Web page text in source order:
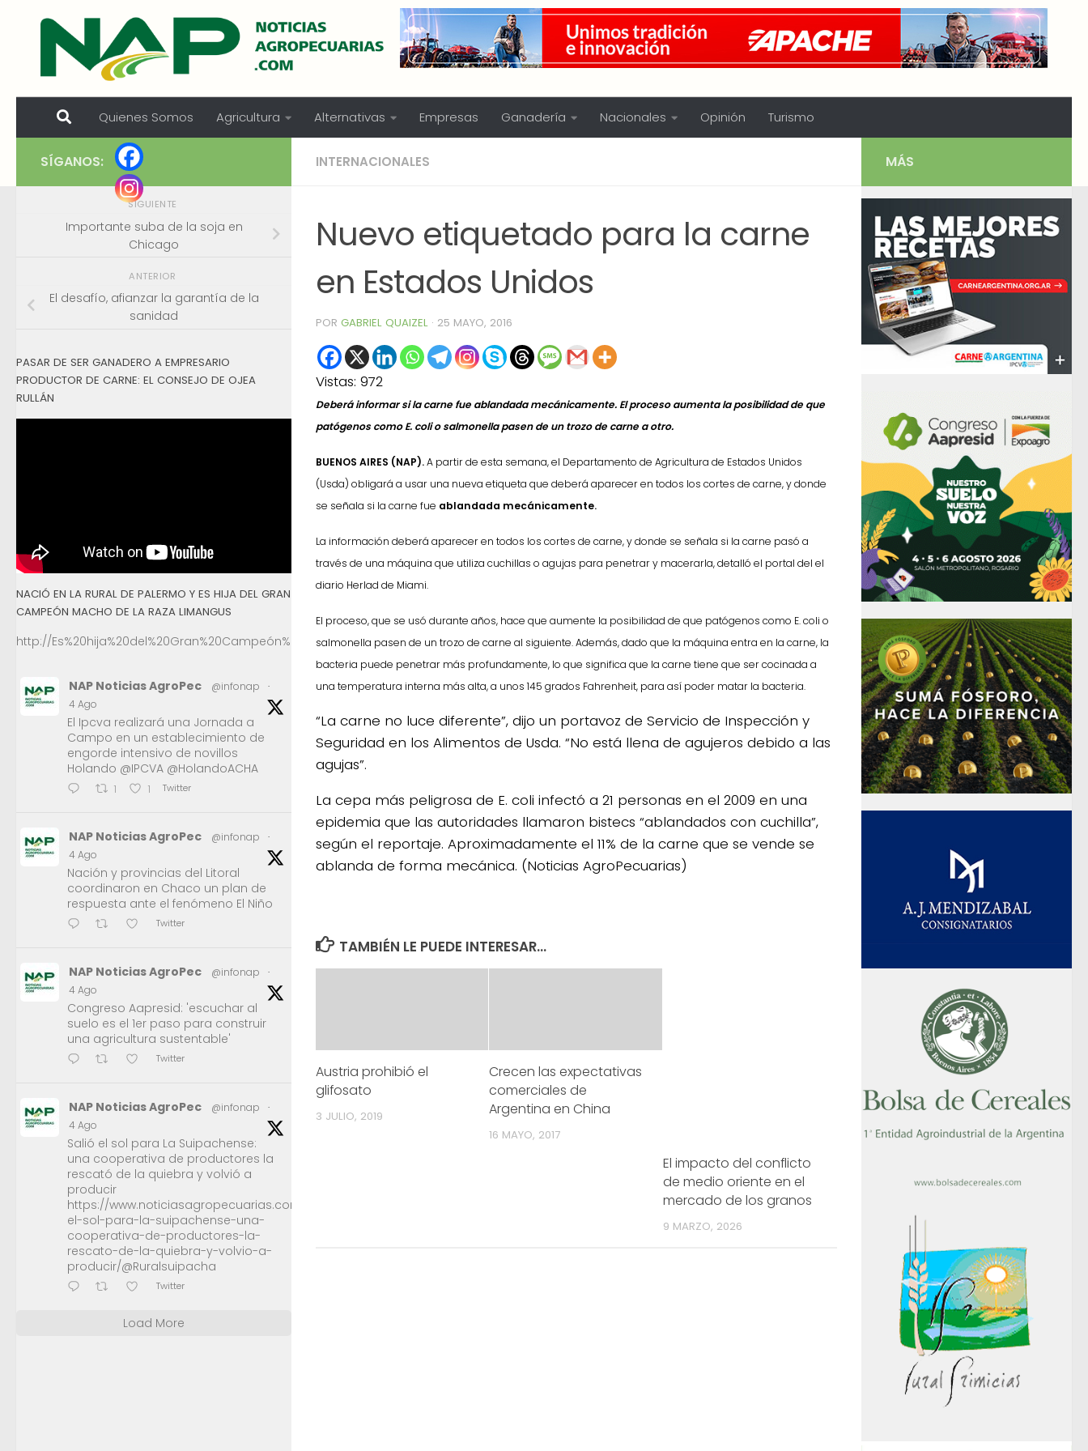
Skip to content
Quienes Somos Agricultura Alternativas Empresas Ganadería Nacionales Opinión Turismo
INTERNACIONALES
Nuevo etiquetado para la carne
en Estados Unidos
POR GABRIEL QUAIZEL · 25 MAYO, 2016
Vistas: 972
Deberá informar si la carne fue ablandada mecánicamente. El proceso aumenta la posibilidad de que
patógenos como E. coli o salmonella pasen de un trozo de carne a otro.
BUENOS AIRES (NAP).A partir de esta semana, el Departamento de Agricultura de Estados Unidos
(Usda) obligará a usar una nueva etiqueta que deberá aparecer en todos los cortes de carne, y donde
se señala si la carne fue ablandada mecánicamente.
La información deberá aparecer en todos los cortes de carne, y donde se señala si la carne pasó a
través de una máquina que utiliza cuchillas o agujas para penetrar y macerarla, detalló el portal del el
diario Herlad de Miami.
El proceso, que se usó durante años, hace que aumente la posibilidad de que patógenos como E. coli o
salmonella pasen de un trozo de carne al siguiente. Además, dado que la máquina entra en la carne, la
bacteria puede penetrar más profundamente, lo que significa que la carne tiene que ser cocinada a
una temperatura interna más alta, a unos 145 grados Fahrenheit, para así poder matar la bacteria.
“La carne no luce diferente”, dijo un portavoz de Servicio de Inspección y
Seguridad en los Alimentos de Usda. “No está llena de agujeros debido a las
agujas”.
La cepa más peligrosa de E. coli infectó a 21 personas en el 2009 en una
epidemia que las autoridades llamaron bistecs “ablandados con cuchilla”,
según el reportaje. Aproximadamente el 11% de la carne que se vende se
ablanda de forma mecánica. (Noticias AgroPecuarias)
TAMBIÉN LE PUEDE INTERESAR...
Austria prohibió el
glifosato
3 JULIO, 2019
Crecen las expectativas
comerciales de
Argentina en China
16 MAYO, 2017
El impacto del conflicto
de medio oriente en el
mercado de los granos
9 MARZO, 2026
SÍGANOS:
SIGUIENTE
Importante suba de la soja en
Chicago
ANTERIOR
El desafío, afianzar la garantía de la
sanidad
PASAR DE SER GANADERO A EMPRESARIO
PRODUCTOR DE CARNE: EL CONSEJO DE OJEA
RULLÁN
NACIÓ EN LA RURAL DE PALERMO Y ES HIJA DEL GRAN
CAMPEÓN MACHO DE LA RAZA LIMANGUS
http://Es%20hija%20del%20Gran%20Campeón%20Macho%20de%20la%20Raza%20Limangus,
NAP Noticias AgroPec @infonap
·
4 Ago
El Ipcva realizará una Jornada a
Campo en un establecimiento de
engorde intensivo de novillos
Holando @IPCVA @HolandoACHA
1 1 Twitter
NAP Noticias AgroPec @infonap
·
4 Ago
Nación y provincias del Litoral
coordinaron en Chaco un plan de
respuesta ante el fenómeno El Niño
Twitter
NAP Noticias AgroPec @infonap
·
4 Ago
Congreso Aapresid: 'escuchar al
suelo es el 1er paso para construir
una agricultura sustentable'
Twitter
NAP Noticias AgroPec @infonap
·
4 Ago
Salió el sol para La Suipachense:
una cooperativa de productores la
rescató de la quiebra y volvió a
producir
https://www.noticiasagropecuarias.com/2026/08/04/salio-
el-sol-para-la-suipachense-una-
cooperativa-de-productores-la-
rescato-de-la-quiebra-y-volvio-a-
producir/@Ruralsuipacha
Twitter
Load More
MÁS